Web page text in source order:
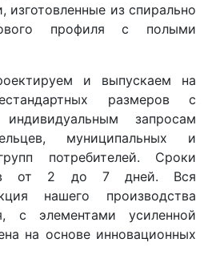
изготовленные из спирально
профиля с полыми
и выпускаем на
размеров с
запросам
муниципальных и
потребителей. Сроки
от 2 до 7 дней. Вся
нашего производства
с элементами усиленной
на основе инновационных